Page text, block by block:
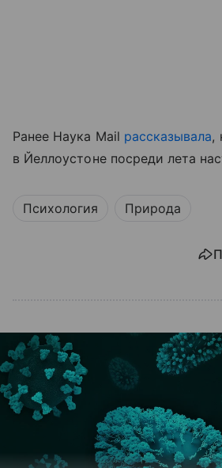
Ранее Наука Mail рассказывала,
в Йеллоустоне посреди лета
Психология Природа